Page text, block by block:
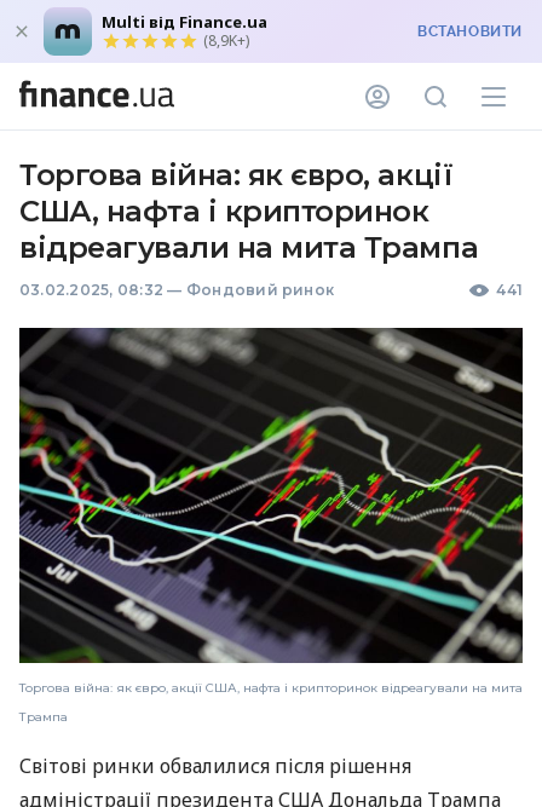
Multi від Finance.ua
(8,9K+) ВСТАНОВИТИ
Торгова війна: як євро, акції
США, нафта і крипторинок
відреагували на мита Трампа
03.02.2025, 08:32 — Фондовий ринок 441
Торгова війна: як євро, акції США, нафта і крипторинок відреагували на мита
Трампа
Світові ринки обвалилися після рішення
адміністрації президента США Дональда Трампа